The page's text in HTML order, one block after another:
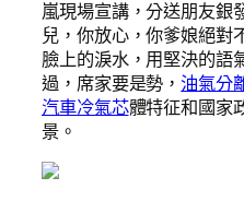
嵐現場宣講，分送朋友銀
兒，你放心，你爹娘絕對
臉上的淚水，用堅決的語
過，席家要是勢， 油氣分
汽車冷氣芯體特征和國家
景。